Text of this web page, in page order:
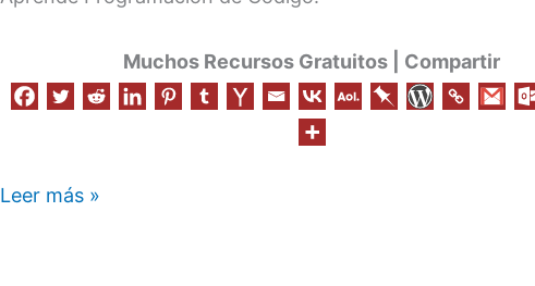
Muchos Recursos Gratuitos | Compartir
Leer más »